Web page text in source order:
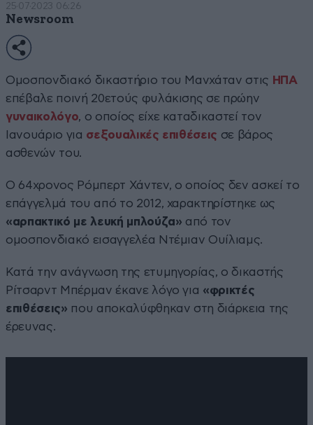
25·07·2023 06:26
Newsroom
Ομοσπονδιακό δικαστήριο του Μανχάταν στις ΗΠΑ
επέβαλε ποινή 20ετούς φυλάκισης σε πρώην
γυναικολόγο, ο οποίος είχε καταδικαστεί τον
Ιανουάριο για σεξουαλικές επιθέσεις σε βάρος
ασθενών του.
Ο 64χρονος Ρόμπερτ Χάντεν, ο οποίος δεν ασκεί το
επάγγελμά του από το 2012, χαρακτηρίστηκε ως
«αρπακτικό με λευκή μπλούζα» από τον
ομοσπονδιακό εισαγγελέα Ντέμιαν Ουίλιαμς.
Κατά την ανάγνωση της ετυμηγορίας, ο δικαστής
Ρίτσαρντ Μπέρμαν έκανε λόγο για «φρικτές
επιθέσεις» που αποκαλύφθηκαν στη διάρκεια της
έρευνας.